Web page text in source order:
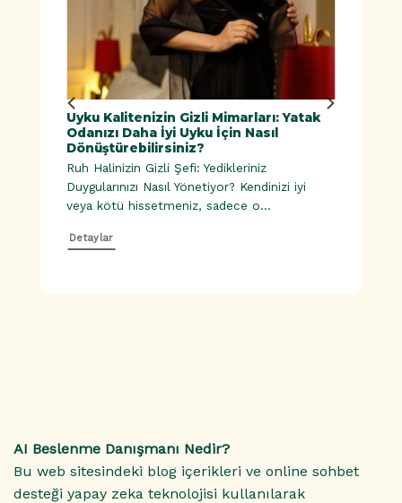
Uyku Kalitenizin Gizli Mimarları: Yatak
Odanızı Daha İyi Uyku İçin Nasıl
Dönüştürebilirsiniz?
Ruh Halinizin Gizli Şefi: Yedikleriniz
Duygularınızı Nasıl Yönetiyor? Kendinizi iyi
veya kötü hissetmeniz, sadece o...
Detaylar
AI Beslenme Danışmanı Nedir?
Bu web sitesindeki blog içerikleri ve online sohbet
desteği yapay zeka teknolojisi kullanılarak